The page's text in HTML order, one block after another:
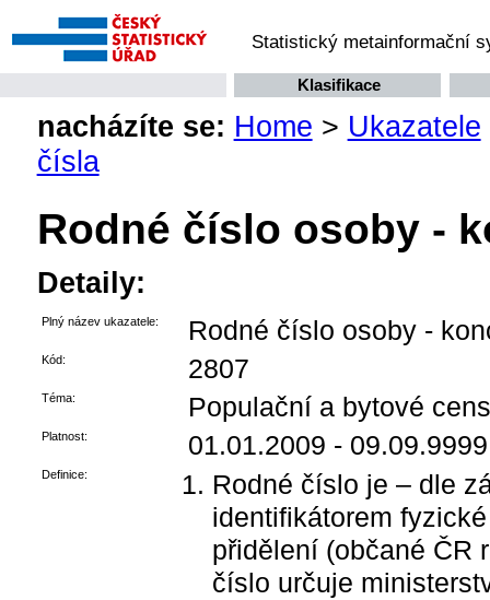
Statistický metainformační
Klasifikace
nacházíte se: Home > Ukazatele
čísla
Rodné číslo osoby -
Detaily:
Plný název ukazatele: Rodné číslo osoby -
Kód: 2807
Téma: Populační a bytové
Platnost: 01.01.2009 - 09.09.9999
Definice:
Rodné číslo je – dle
identifikátorem
přidělení (občané ČR
číslo určuje